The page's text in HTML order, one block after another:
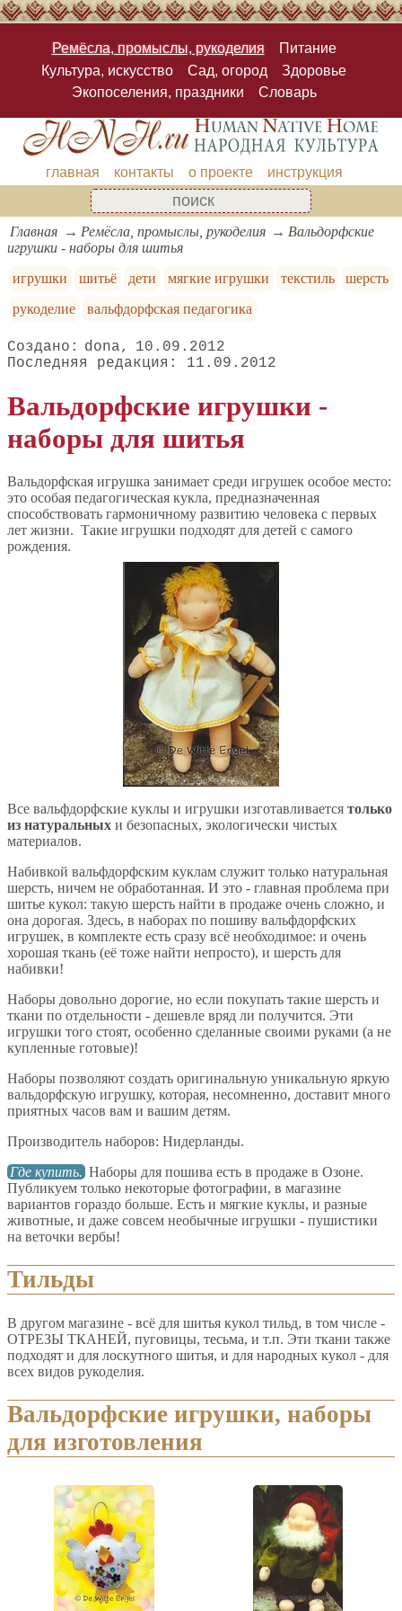
Ремёсла, промыслы, рукоделия
Питание
Культура, искусство
Сад, огород
Здоровье
Экопоселения, праздники
Словарь
главная контакты о проекте инструкция
Главная Ремёсла, промыслы, рукоделия
Вальдорфские
игрушки - наборы для шитья
игрушки
шитьё дети мягкие игрушки текстиль
шерсть
рукоделие
вальфдорфская педагогика
dona
10.09.2012
11.09.2012
Вальдорфские игрушки -
наборы для шитья
Вальдорфская игрушка занимает среди игрушек особое место:
это особая педагогическая кукла, предназначенная
способствовать гармоничному развитию человека с первых
лет жизни. Такие игрушки подходят для детей с самого
рождения.
Все вальфдорфские куклы и игрушки изготавливается только
из натуральных и безопасных, экологически чистых
материалов.
Набивкой вальфдорфским куклам служит только натуральная
шерсть, ничем не обработанная. И это - главная проблема при
шитье кукол: такую шерсть найти в продаже очень сложно, и
она дорогая. Здесь, в наборах по пошиву вальфдорфских
игрушек, в комплекте есть сразу всё необходимое: и очень
хорошая ткань (её тоже найти непросто), и шерсть для
набивки!
Наборы довольно дорогие, но если покупать такие шерсть и
ткани по отдельности - дешевле вряд ли получится. Эти
игрушки того стоят, особенно сделанные своими руками (а не
купленные готовые)!
Наборы позволяют создать оригинальную уникальную яркую
вальдорфскую игрушку, которая, несомненно, доставит много
приятных часов вам и вашим детям.
Производитель наборов: Нидерланды.
Где купить. Наборы для пошива есть в продаже в Озоне.
Публикуем только некоторые фотографии, в магазине
вариантов гораздо больше. Есть и мягкие куклы, и разные
животные, и даже совсем необычные игрушки - пушистики
на веточки вербы!
Тильды
В другом магазине - всё для шитья кукол тильд, в том числе -
ОТРЕЗЫ ТКАНЕЙ, пуговицы, тесьма, и т.п. Эти ткани также
подходят и для лоскутного шитья, и для народных кукол - для
всех видов рукоделия.
Вальдорфские игрушки, наборы
для изготовления